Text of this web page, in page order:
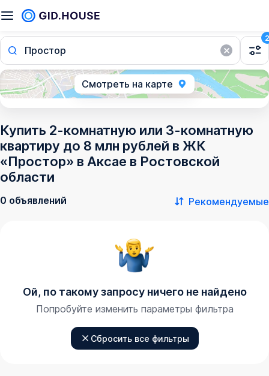
Простор
2
Смотреть на карте
Купить 2-комнатную или 3-комнатную
квартиру до 8 млн рублей в ЖК
«Простор» в Аксае в Ростовской
области
0 объявлений Рекомендуемые
Ой, по такому запросу ничего не найдено
Попробуйте изменить параметры фильтра
Сбросить все фильтры